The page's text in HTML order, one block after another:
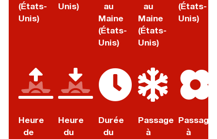
(États-
Unis)
Unis)
au
Maine
(États-
Unis)
au
Maine
(États-
Unis)
(États-
Unis)
Heure
de
Heure
du
Durée
du
Passage
à
Passage
à